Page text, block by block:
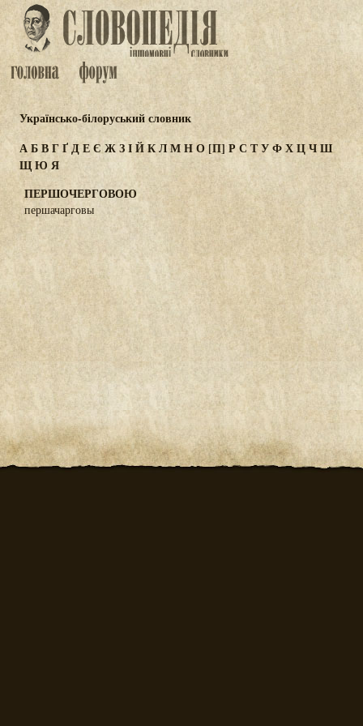
Українсько-білоруський словник
АБВГҐДЕЄ ЖЗІЙКЛМНО[П] Р С ТУФХЦЧШ
ЩЮ Я
ПЕРШОЧЕРГОВОЮ
першачарговы